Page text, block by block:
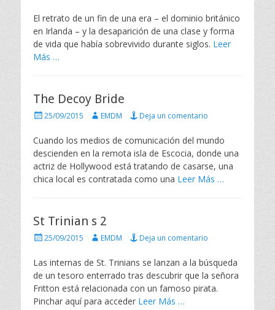
b
i
c
a
e
t
o
r
El retrato de un fin de una era – el dominio británico
en Irlanda – y la desaparición de una clase y forma
de vida que había sobrevivido durante siglos. Leer
Más …
The Decoy Bride
P
b
i
c
a
e
l
25/09/2015
A
t
o
EMDM Deja un comentario
Cuando los medios de comunicación del mundo
descienden en la remota isla de Escocia, donde una
actriz de Hollywood está tratando de casarse, una
chica local es contratada como una Leer Más …
St Trinian s 2
P
b
i
c
a
25/09/2015
A
t
r
EMDM Deja un comentario
Las internas de St. Trinians se lanzan a la búsqueda
de un tesoro enterrado tras descubrir que la señora
Fritton está relacionada con un famoso pirata.
Pinchar aquí para acceder Leer Más …